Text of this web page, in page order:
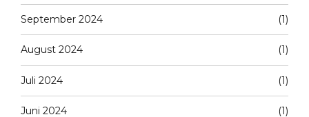
September 2024 (1)
August 2024 (1)
Juli 2024 (1)
Juni 2024 (1)